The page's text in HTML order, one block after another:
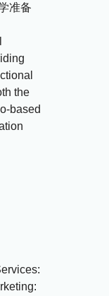
准备
the
based